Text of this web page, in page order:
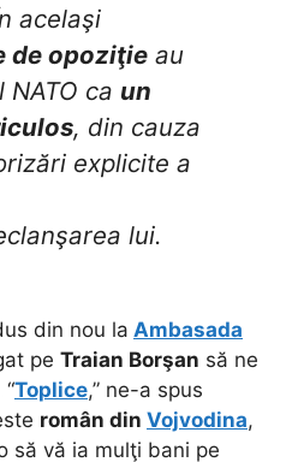
acelaşi
de opoziţie au
ca un
, din cauza
explicite a
lui.
din nou la Ambasada
pe Traian Borşan să ne
Toplice,” ne-a spus
român din Vojvodina,
să vă ia mulţi bani pe